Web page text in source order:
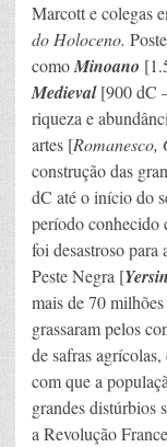
Marcott e colegas
do Holoceno.
comoMinoano
Medieval[900 dC
riqueza e
artes [Romanesco,
construção das
dC até o início do
período
foi desastroso para
Peste Negra [
mais de 70
grassaram pelos
de safras
com que a
grandes distúrbios
a Revolução